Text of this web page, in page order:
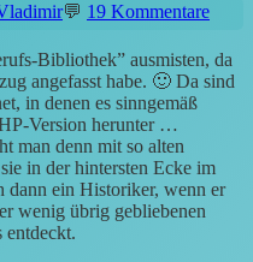
19 Kommentare
Bibliothek” ausmisten, da
angefasst habe. 🙂 Da sind
in denen es sinngemäß
Version herunter …
man denn mit so alten
in der hintersten Ecke im
dann ein Historiker, wenn er
wenig übrig gebliebenen
entdeckt.